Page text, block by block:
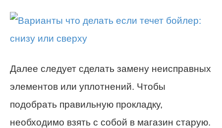
Далее следует сделать замену неисправных
элементов или уплотнений. Чтобы
подобрать правильную прокладку,
необходимо взять с собой в магазин старую.